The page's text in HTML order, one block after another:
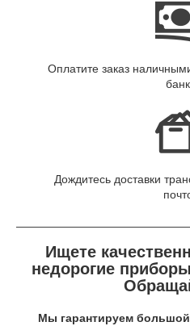
Оплатите заказ
Дождитесь доставки
Ищете
недорогие
Мы гарантируем